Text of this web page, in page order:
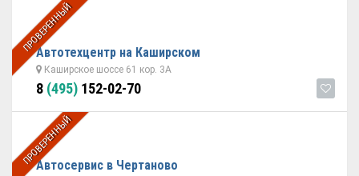
ПРОВЕРЕННЫЙ
Автотехцентр на Каширском
Каширское шоссе 61 кор. 3А
8 (495) 152-02-70
ПРОВЕРЕННЫЙ
Автосервис в Чертаново